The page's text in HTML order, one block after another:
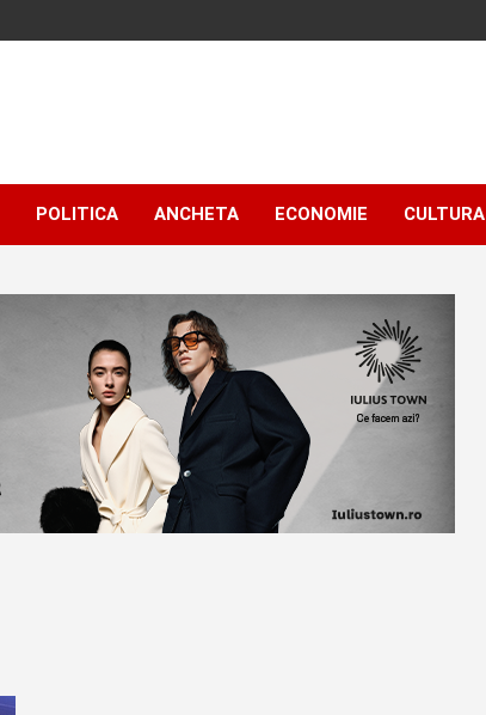
POLITICA ANCHETA ECONOMIE CULTURA